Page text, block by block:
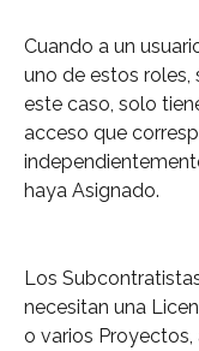
Cuando a un
uno de estos roles,
este caso, solo
acceso que
haya Asignado.
Los
necesitan una
o varios Proyectos,